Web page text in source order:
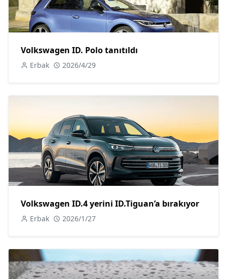
Volkswagen ID. Polo tanıtıldı
Erbak 2026/4/29
Volkswagen ID.4 yerini ID.Tiguan’a bırakıyor
Erbak 2026/1/27